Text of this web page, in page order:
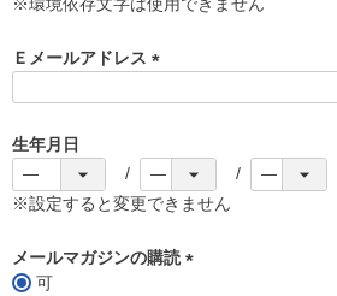
)
Ｅメールアドレス
)
生年月日
※設定すると変更できません
メールマガジンの購読
可